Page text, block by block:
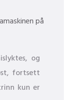
på
og
fortsett
kun er